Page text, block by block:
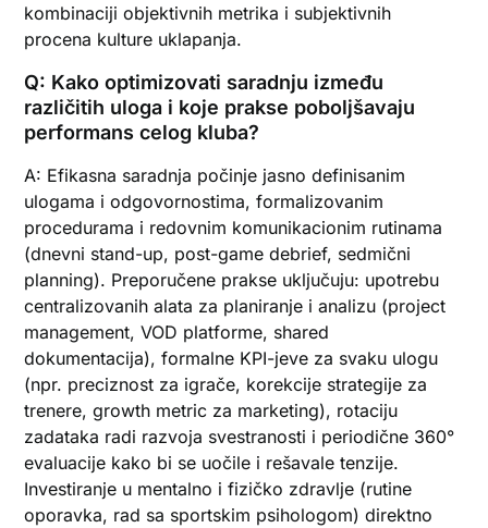
kombinaciji objektivnih metrika i subjektivnih
procena kulture uklapanja.
Q: Kako optimizovati saradnju između
različitih uloga i koje prakse poboljšavaju
performans celog kluba?
A: Efikasna saradnja počinje jasno definisanim
ulogama i odgovornostima, formalizovanim
procedurama i redovnim komunikacionim rutinama
(dnevni stand-up, post-game debrief, sedmični
planning). Preporučene prakse uključuju: upotrebu
centralizovanih alata za planiranje i analizu (project
management, VOD platforme, shared
dokumentacija), formalne KPI-jeve za svaku ulogu
(npr. preciznost za igrače, korekcije strategije za
trenere, growth metric za marketing), rotaciju
zadataka radi razvoja svestranosti i periodične 360°
evaluacije kako bi se uočile i rešavale tenzije.
Investiranje u mentalno i fizičko zdravlje (rutine
oporavka, rad sa sportskim psihologom) direktno